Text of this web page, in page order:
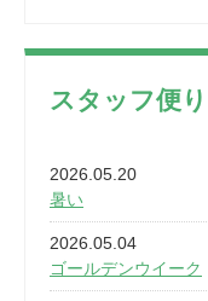
スタッフ便
2026.05.20
暑い
2026.05.04
ゴールデンウイーク